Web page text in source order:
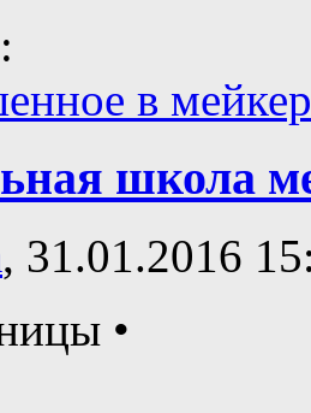
в
школа
, 31.01.2016
•